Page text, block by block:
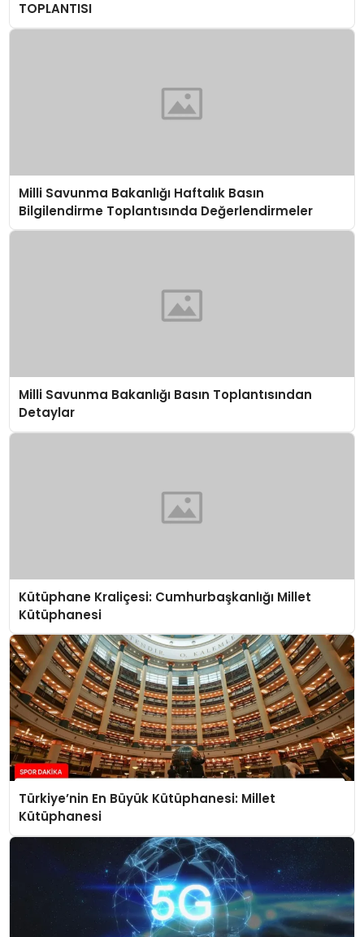
TOPLANTISI
Milli Savunma Bakanlığı Haftalık Basın
Bilgilendirme Toplantısında Değerlendirmeler
Milli Savunma Bakanlığı Basın Toplantısından
Detaylar
Kütüphane Kraliçesi: Cumhurbaşkanlığı Millet
Kütüphanesi
Türkiye’nin En Büyük Kütüphanesi: Millet
Kütüphanesi